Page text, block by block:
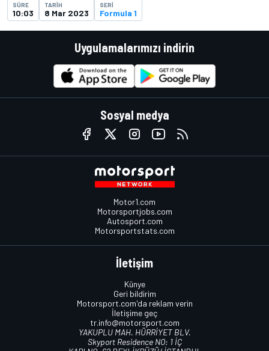
SÜRE
10:03
TARIH
8 Mar 2023
SERI
Formula 1
Uygulamalarımızı indirin
Sosyal medya
Motor1.com
Motorsportjobs.com
Autosport.com
Motorsportstats.com
İletişim
Künye
Geri bildirim
Motorsport.com'da reklam verin
İletişime geç
tr.info@motorsport.com
YAKUPLU MAH. HÜRRİYET BLV.
Skyport Residence NO: 1 İÇ